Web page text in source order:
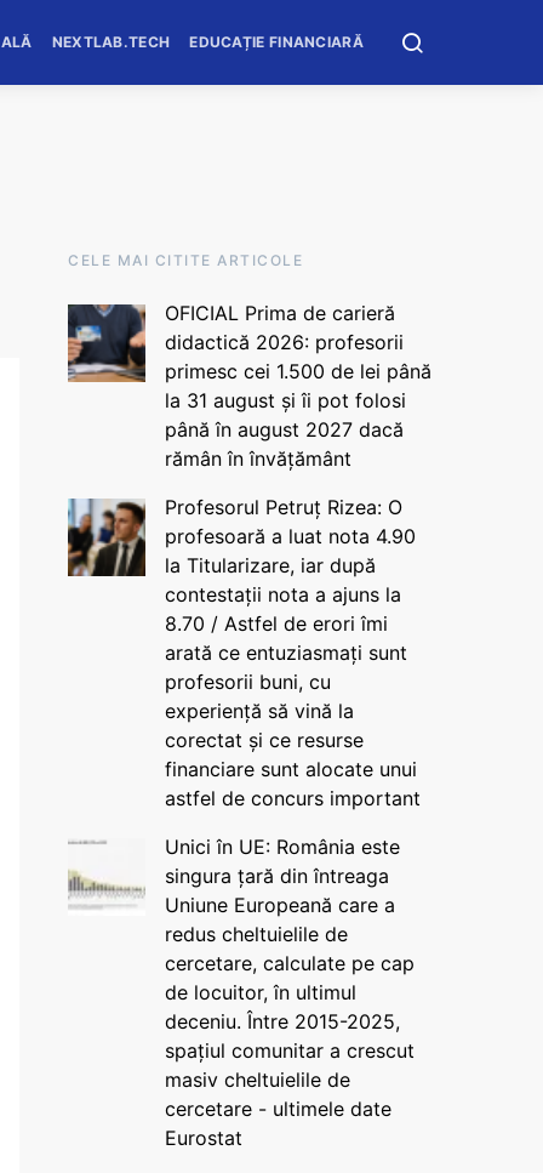
NEXTLAB.TECH EDUCAȚIE FINANCIARĂ
CELE MAI CITITE ARTICOLE
OFICIAL Prima de carieră
didactică 2026: profesorii
primesc cei 1.500 de lei până
la 31 august și îi pot folosi
până în august 2027 dacă
rămân în învățământ
Profesorul Petruț Rizea: O
profesoară a luat nota 4.90
la Titularizare, iar după
contestații nota a ajuns la
8.70 / Astfel de erori îmi
arată ce entuziasmați sunt
profesorii buni, cu
experiență să vină la
corectat și ce resurse
financiare sunt alocate unui
astfel de concurs important
Unici în UE: România este
singura țară din întreaga
Uniune Europeană care a
redus cheltuielile de
cercetare, calculate pe cap
de locuitor, în ultimul
deceniu. Între 2015-2025,
spațiul comunitar a crescut
masiv cheltuielile de
cercetare - ultimele date
Eurostat